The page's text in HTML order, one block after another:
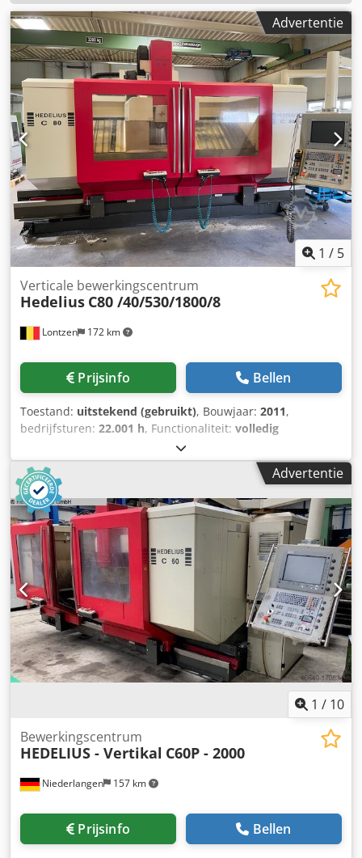
Advertentie
1 / 5
Lontzen 172 km
Verticale bewerkingscentrum
Hedelius C80 /40/530/1800/8
Prijsinfo Bellen
Toestand: uitstekend (gebruikt), Bouwjaar: 2011,
bedrijfsturen: 22.001 h, Functionaliteit: volledig
, verplaatsingsafstand X-as:
verplaatsing Y-as:800 mm, verplaatsingsafstand Z-as:600
mm, tafelbreedte: 2.050 mm,
Verplaatsingsbereiken Verplaatsing X: 1800 mm
Verplaatsing Y: 800 mm Verplaatsing Z: 600 mm
Tafelafmetingen: 2050 x 750 mm Credpfx Aljzl Uxpjwof
Spindeltoerental: 0-8000 omw/min Spindeluur: 6626 uur
Gereedschapopname: SK40 Gereedschapmagazijn: 30
posities Afmetingen voor opstelling: ca. Breedte: 6500 mm
Diepte: 4400 mm Hoogte: 4000 mm Gewicht: 12000 kg
Machine-uur: 22001 uur Accessoires: - Documentatie
Advertentie
1 / 10
Niederlangen 157 km
Bewerkingscentrum
HEDELIUS - Vertikal C60P - 2000
Prijsinfo Bellen